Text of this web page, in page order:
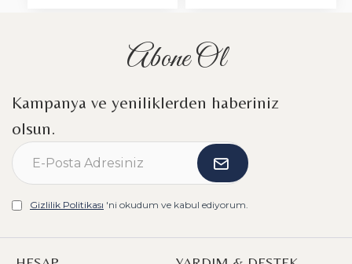
Abone Ol
Kampanya ve yeniliklerden haberiniz
olsun.
Gizlilik Politikası 'ni okudum ve kabul ediyorum.